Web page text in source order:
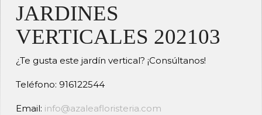
JARDINES
VERTICALES 202103
¿Te gusta este jardín vertical? ¡Consúltanos!
Teléfono: 916122544
Email: info@azaleafloristeria.com